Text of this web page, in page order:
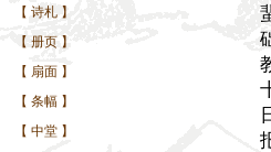
【 诗札 】
【 册页 】
【 扇面 】
【 条幅 】
【 中堂 】